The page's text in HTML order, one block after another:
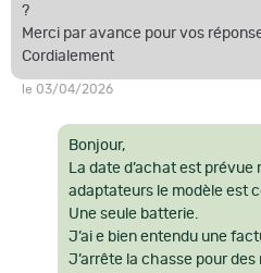
?
Merci par avance pour vos
Cordialement
le 03/04/2026
Bonjour,
La date d’achat est
adaptateurs le modèle est
Une seule batterie.
J’ai e bien entendu une
J’arrête la chasse pour des